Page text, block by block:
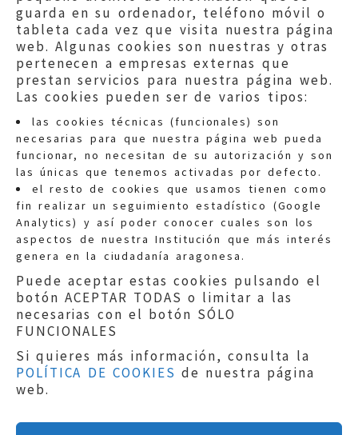
guarda en su ordenador, teléfono móvil o
tableta cada vez que visita nuestra página
web. Algunas cookies son nuestras y otras
pertenecen a empresas externas que
prestan servicios para nuestra página web.
Las cookies pueden ser de varios tipos:
las cookies técnicas (funcionales) son
necesarias para que nuestra página web pueda
funcionar, no necesitan de su autorización y son
las únicas que tenemos activadas por defecto.
el resto de cookies que usamos tienen como
fin realizar un seguimiento estadístico (Google
Analytics) y así poder conocer cuales son los
aspectos de nuestra Institución que más interés
genera en la ciudadanía aragonesa.
Puede aceptar estas cookies pulsando el
botón ACEPTAR TODAS o limitar a las
necesarias con el botón SÓLO
FUNCIONALES
Si quieres más información, consulta la
POLÍTICA DE COOKIES de nuestra página
web.
Quejas:quejas@eljusticiadearagon.es
Información general:
informacion@eljusticiadearagon.es
Teléfonos:900 210 210/
Aviso legal|Política de privacidad|
Protección de Datos